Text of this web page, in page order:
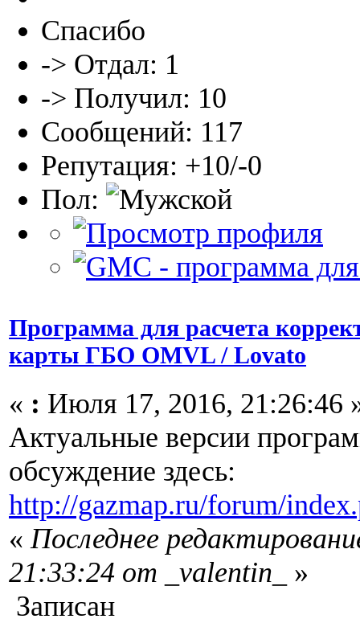
Спасибо
-> Отдал: 1
-> Получил: 10
Сообщений: 117
Репутация: +10/-0
Пол:
Программа для расчета
карты ГБО OMVL / Lovato
« : Июля 17, 2016, 21:26:46
Актуальные версии
обсуждение здесь:
http://gazmap.ru/forum/
«Последнее
21:33:24 от _valentin_
»
Записан